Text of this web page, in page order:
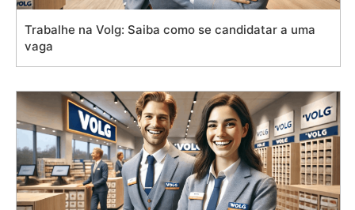
Trabalhe na Volg: Saiba como se candidatar a uma
vaga